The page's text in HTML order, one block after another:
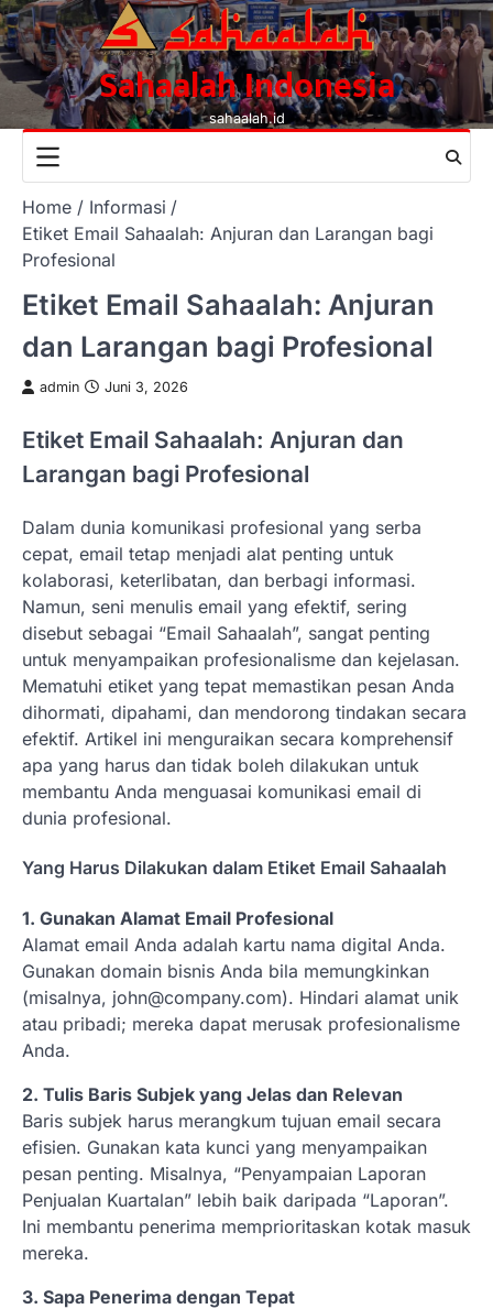
Skip
to
content
Sahaalah Indonesia
sahaalah.id
Home
Informasi
Etiket Email Sahaalah: Anjuran dan Larangan bagi
Profesional
Etiket Email Sahaalah: Anjuran
dan Larangan bagi Profesional
admin Juni 3, 2026
Etiket Email Sahaalah: Anjuran dan
Larangan bagi Profesional
Dalam dunia komunikasi profesional yang serba
cepat, email tetap menjadi alat penting untuk
kolaborasi, keterlibatan, dan berbagi informasi.
Namun, seni menulis email yang efektif, sering
disebut sebagai “Email Sahaalah”, sangat penting
untuk menyampaikan profesionalisme dan kejelasan.
Mematuhi etiket yang tepat memastikan pesan Anda
dihormati, dipahami, dan mendorong tindakan secara
efektif. Artikel ini menguraikan secara komprehensif
apa yang harus dan tidak boleh dilakukan untuk
membantu Anda menguasai komunikasi email di
dunia profesional.
Yang Harus Dilakukan dalam Etiket Email Sahaalah
1. Gunakan Alamat Email Profesional
Alamat email Anda adalah kartu nama digital Anda.
Gunakan domain bisnis Anda bila memungkinkan
(misalnya, john@company.com). Hindari alamat unik
atau pribadi; mereka dapat merusak profesionalisme
Anda.
2. Tulis Baris Subjek yang Jelas dan Relevan
Baris subjek harus merangkum tujuan email secara
efisien. Gunakan kata kunci yang menyampaikan
pesan penting. Misalnya, “Penyampaian Laporan
Penjualan Kuartalan” lebih baik daripada “Laporan”.
Ini membantu penerima memprioritaskan kotak masuk
mereka.
3. Sapa Penerima dengan Tepat